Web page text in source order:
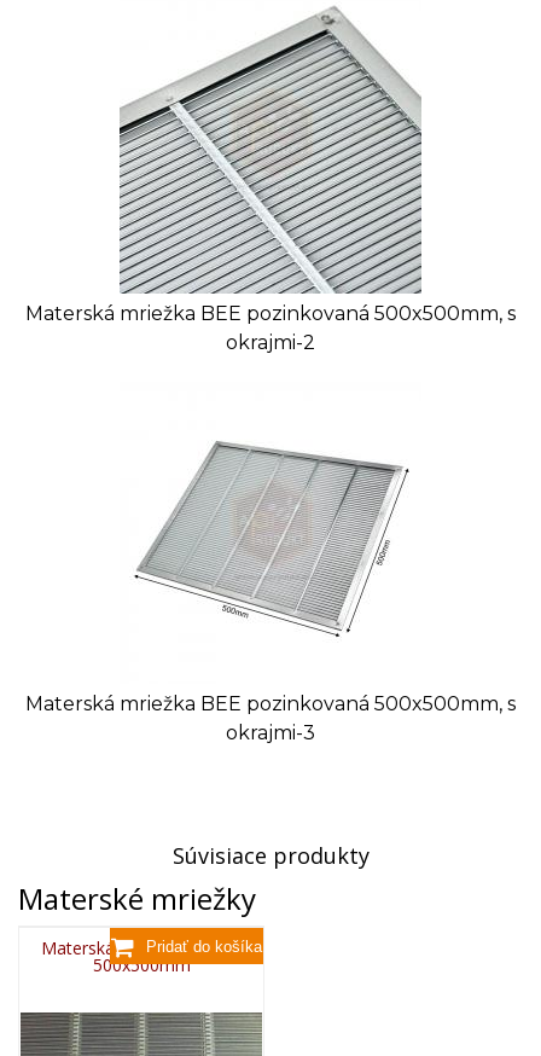
Materská mriežka BEE pozinkovaná 500x500mm, s
okrajmi-2
Materská mriežka BEE pozinkovaná 500x500mm, s
okrajmi-3
Súvisiace produkty
Materské mriežky
Materská mriežka kovová
500x500mm